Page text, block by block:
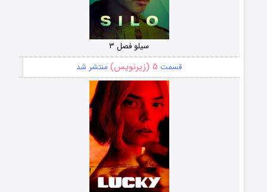
سیلو فصل ۳
قسمت ۵ (زیرنویس) منتشر شد